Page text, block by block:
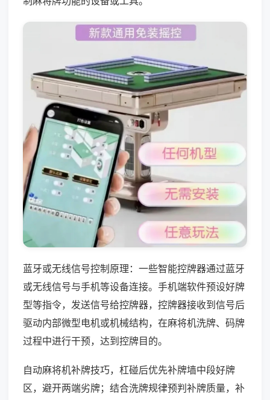
蓝牙或无线信号控制原理：一些智能控牌器通过蓝牙
或无线信号与手机等设备连接。手机端软件预设好牌
型等指令，发送信号给控牌器，控牌器接收到信号后
驱动内部微型电机或机械结构，在麻将机洗牌、码牌
过程中进行干预，达到控牌目的。
自动麻将机补牌技巧，杠碰后优先补牌墙中段好牌
区，避开两端劣牌；结合洗牌规律预判补牌质量，补